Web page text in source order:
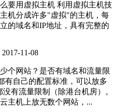
要用虚拟主机 利用虚拟主机技
机分成许多"虚拟"的主机，每
的域名和IP地址，具有完整的
2017-11-08
个网站？是否有域名和流量限
有自己的配置标准，可以放多
有流量限制（除港台机房）。
主机上放无数个网站，...